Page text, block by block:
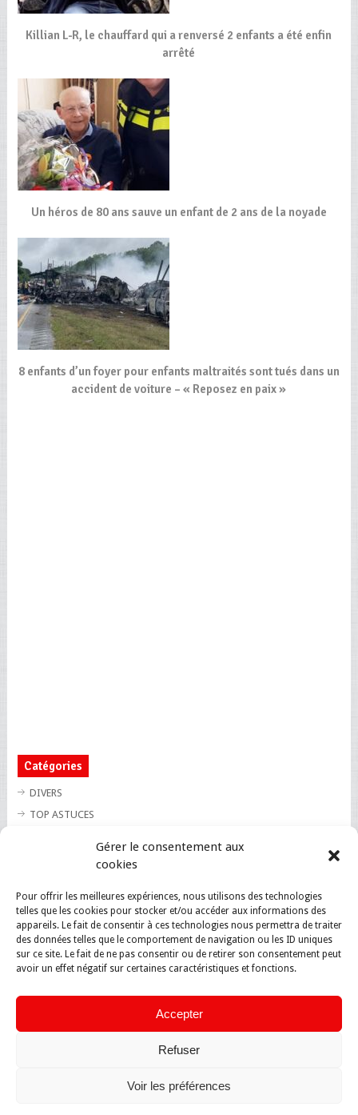
Gérer le consentement aux
cookies
Pour offrir les meilleures expériences, nous utilisons des technologies
telles que les cookies pour stocker et/ou accéder aux informations des
appareils. Le fait de consentir à ces technologies nous permettra de traiter
des données telles que le comportement de navigation ou les ID uniques
sur ce site. Le fait de ne pas consentir ou de retirer son consentement peut
avoir un effet négatif sur certaines caractéristiques et fonctions.
Accepter
Refuser
Voir les préférences
Killian L-R, le chauffard qui a renversé 2 enfants a été enfin
arrêté
Un héros de 80 ans sauve un enfant de 2 ans de la noyade
8 enfants d’un foyer pour enfants maltraités sont tués dans un
accident de voiture – « Reposez en paix »
Catégories
DIVERS
TOP ASTUCES
TOP INSOLITE
TOP SANTE